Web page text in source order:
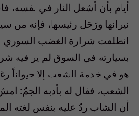
أيام بأن أشعل النار في نفسه،
نيرانها ورَحَل رئيسها، فإنه من
انطلقت شرارة الغضب
بسيارته في السوق لم ير فيه
هو في خدمة الشعب إلا حيواناً
الشعب، فقال له بأدبه الجمّ:
أن الشاب ردّ عليه بنفس لغته